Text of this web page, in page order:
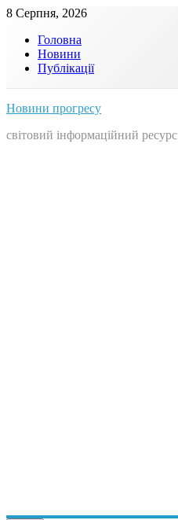
Skip
content
8 Серпня, 2026
Головна
Новини
Публікації
Новини прогресу
світовий інформаційний ресурс